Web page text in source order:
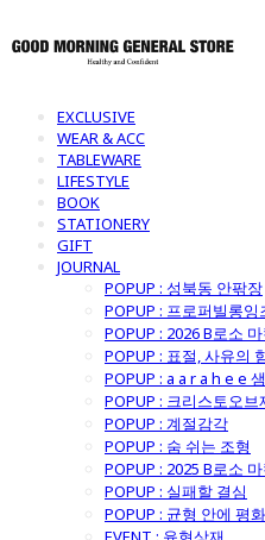
EXCLUSIVE
WEAR & ACC
TABLEWARE
LIFESTYLE
BOOK
STATIONERY
GIFT
JOURNAL
POPUP : 성북동 안팎장
POPUP : 프로퍼빌롱잉
POPUP : 2026 B로소 마
POPUP : 표절, 사유의
POPUP : a a r a h e e
POPUP : 크리스토오브
POPUP : 계절감각
POPUP : 숨 쉬는 조형
POPUP : 2025 B로소 마
POPUP : 실패할 결심
POPUP : 균형 안에 평화